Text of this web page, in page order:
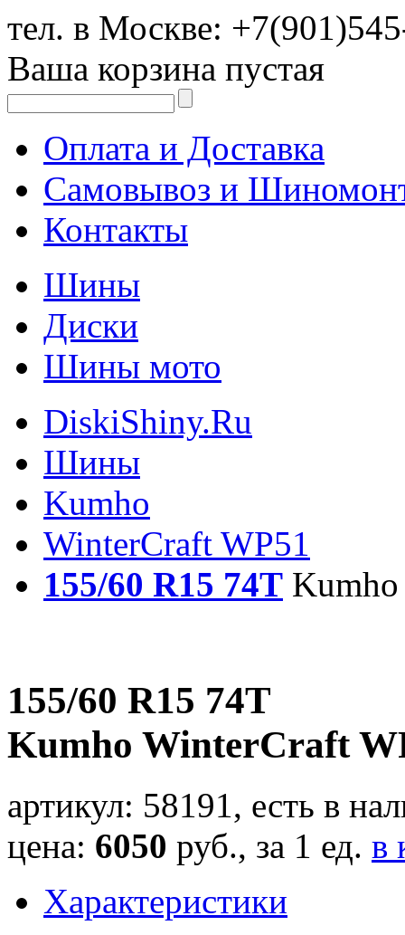
тел. в Москве:
Ваша корзина пустая
Оплата и Доставка
Самовывоз и
Контакты
Шины
Диски
Шины мото
DiskiShiny.Ru
Шины
Kumho
WinterCraft WP51
155/60 R15 74T
155/60 R15 74T
Kumho WinterCraft
артикул: 58191, есть в
цена: 6050 руб., за 1 ед. в
Характеристики